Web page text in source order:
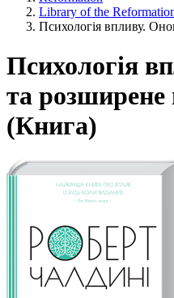
Library of the
Психологія впливу.
Психологія
та розширене
(Книга)